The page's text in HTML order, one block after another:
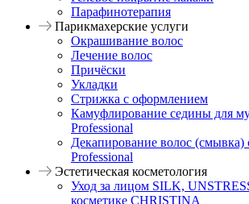
Парафинотерапия
Парикмахерские услуги
Окрашивание волос
Лечение волос
Причёски
Укладки
Стрижка с оформлением
Камуфлирование седины для
Professional
Декапирование волос (смывка)
Professional
Эстетическая косметология
Уход за лицом SILK,
косметике CHRISTINA